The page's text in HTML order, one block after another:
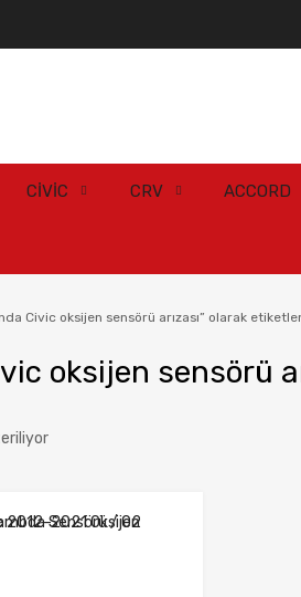
CİVİC CRV ACCORD
Civic oksijen sensörü arızası” olarak
oksijen sensörü